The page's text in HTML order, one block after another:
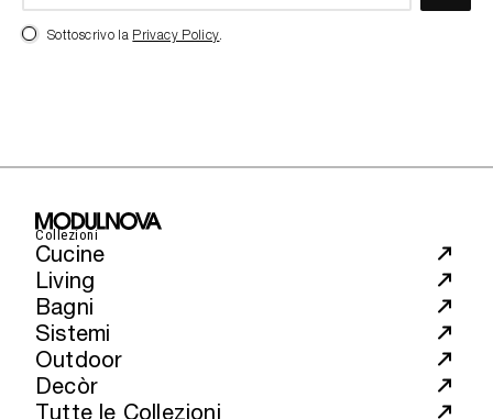
Sottoscrivo la Privacy Policy.
Collezioni
Cucine
Living
Bagni
Sistemi
Outdoor
Decòr
Tutte le Collezioni